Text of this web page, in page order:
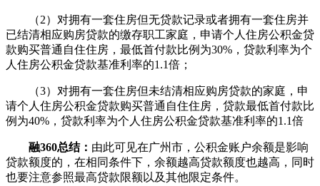
（2）对拥有一套住房但无贷款记录或者拥有一套住房并
已结清相应购房贷款的缴存职工家庭，申请个人住房公积金贷
款购买普通自住住房，最低首付款比例为30%，贷款利率为个
人住房公积金贷款基准利率的1.1倍；
（3）对拥有一套住房但未结清相应购房贷款的家庭，申
请个人住房公积金贷款购买普通自住住房，贷款最低首付款比
例为40%，贷款利率为个人住房公积金贷款基准利率的1.1倍
融360总结： 由此可见在广州市，公积金账户余额是影响
贷款额度的，在相同条件下，余额越高贷款额度也越高，同时
也要注意参照最高贷款限额以及其他限定条件。